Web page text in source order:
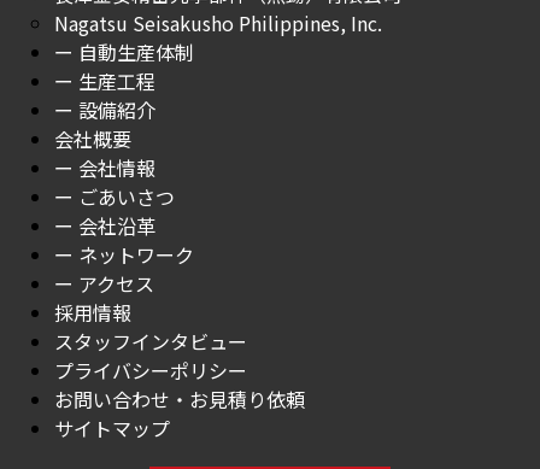
Nagatsu Seisakusho Philippines, Inc.
ー 自動生産体制
ー 生産工程
ー 設備紹介
会社概要
ー 会社情報
ー ごあいさつ
ー 会社沿革
ー ネットワーク
ー アクセス
採用情報
スタッフインタビュー
プライバシーポリシー
お問い合わせ・お見積り依頼
サイトマップ